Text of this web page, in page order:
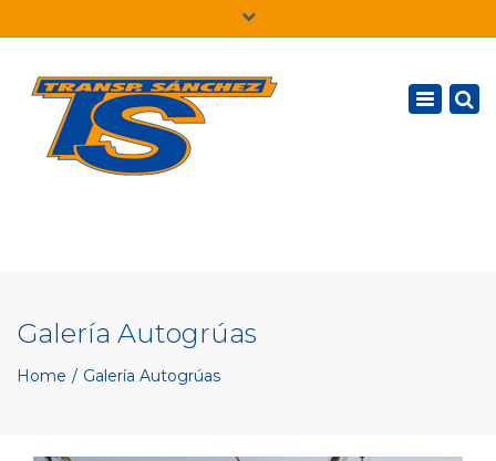
Español
Toggle
Galería Autogrúas
Home Galería Autogrúas